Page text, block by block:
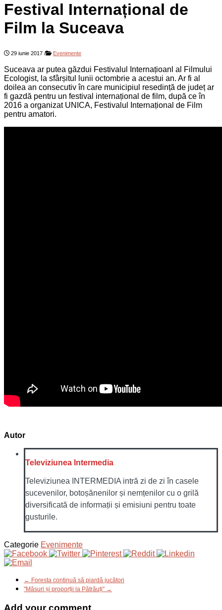
Festival Internațional de
Film la Suceava
29 iunie 2017 / Evenimente
Suceava ar putea găzdui Festivalul Internațioanl al Filmului
Ecologist, la sfârșitul lunii octombrie a acestui an. Ar fi al
doilea an consecutiv în care municipiul resedință de județ ar
fi gazdă pentru un festival internațional de film, după ce în
2016 a organizat UNICA, Festivalul Internațional de Film
pentru amatori.
Autor
Televiziunea Intermedia
Televiziunea INTERMEDIA intră zi de zi în casele
sucevenilor, botoșănenilor și nemțenilor cu o grilă
diversificată de informații și emisiuni pentru toate
gusturile.
Categorie Evenimente
← Foresta continuă să piardă jucători
"Măsuri și proporții la Pătrăuți" →
Add your comment